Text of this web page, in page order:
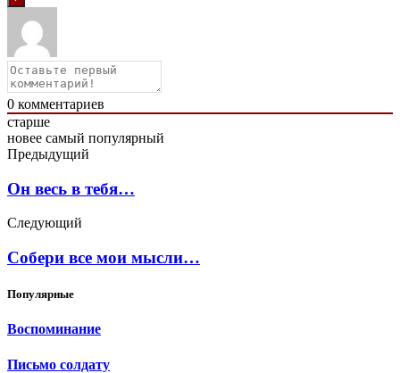
0 комментариев
старше
новее самый популярный
Предыдущий
Он весь в тебя…
Следующий
Собери все мои мысли…
Популярные
Воспоминание
Письмо солдату